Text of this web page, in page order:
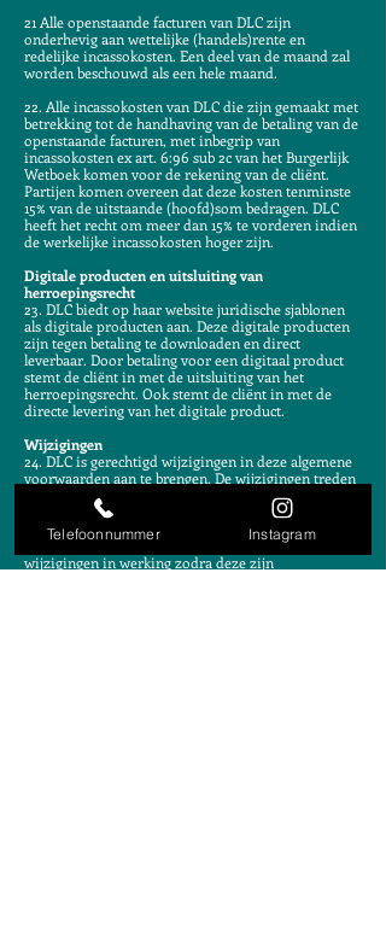
21 Alle openstaande facturen van DLC zijn
onderhevig aan wettelijke (handels)rente en
redelijke incassokosten. Een deel van de maand zal
worden beschouwd als een hele maand.
22. Alle incassokosten van DLC die zijn gemaakt met
betrekking tot de handhaving van de betaling van de
openstaande facturen, met inbegrip van
incassokosten ex art. 6:96 sub 2c van het Burgerlijk
Wetboek komen voor de rekening van de cliënt.
Partijen komen overeen dat deze kosten tenminste
15% van de uitstaande (hoofd)som bedragen. DLC
heeft het recht om meer dan 15% te vorderen indien
de werkelijke incassokosten hoger zijn.
Digitale producten en uitsluiting van
herroepingsrecht
23. DLC biedt op haar website juridische sjablonen
als digitale producten aan. Deze digitale producten
zijn tegen betaling te downloaden en direct
leverbaar. Door betaling voor een digitaal product
stemt de cliënt in met de uitsluiting van het
herroepingsrecht. Ook stemt de cliënt in met de
directe levering van het digitale product.
Wijzigingen
24. DLC is gerechtigd wijzigingen in deze algemene
voorwaarden aan te brengen. De wijzigingen treden
in werking op het aangekondigde tijdstip. DLC zal
de gewijzigde voorwaarden tijdig aan cliënt
toezenden. Indien geen tijdstip van
inwerkingtreding is medegedeeld, treden de
wijzigingen in werking zodra deze zijn
Telefoonnummer Instagram